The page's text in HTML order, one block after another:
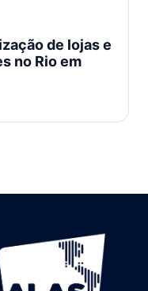
de lojas e
no Rio em